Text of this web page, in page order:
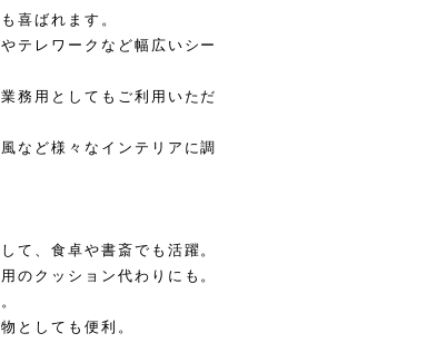
喜ばれます。
テレワークなど幅広いシー
務用としてもご利用いただ
など様々なインテリアに調
て、食卓や書斎でも活躍。
のクッション代わりにも。
としても便利。